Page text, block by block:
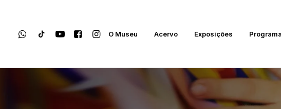
O Museu Acervo Exposições